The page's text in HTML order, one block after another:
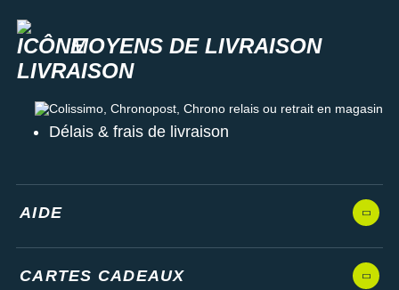
MOYENS DE LIVRAISON
Colissimo, Chronopost, Chrono relais ou retrait en magasin
Délais & frais de livraison
AIDE
CARTES CADEAUX